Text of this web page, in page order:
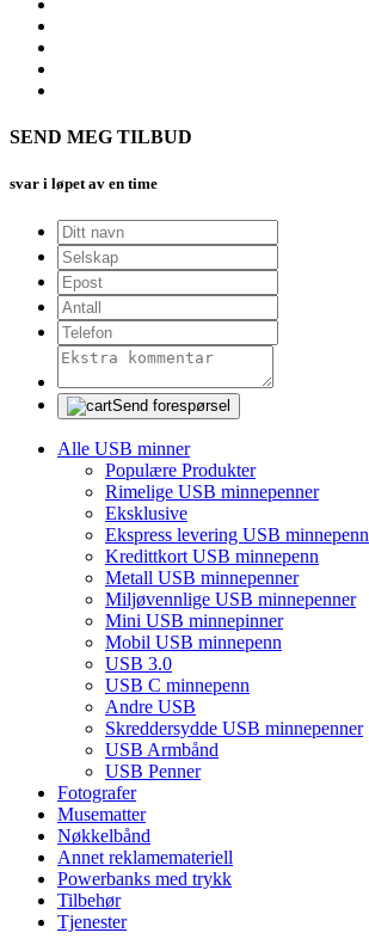
SEND MEG TILBUD
svar i løpet av en time
Send forespørsel
Alle USB minner
Populære Produkter
Rimelige USB minnepenner
Eksklusive
Ekspress levering USB minnepenn
Kredittkort USB minnepenn
Metall USB minnepenner
Miljøvennlige USB minnepenner
Mini USB minnepinner
Mobil USB minnepenn
USB 3.0
USB C minnepenn
Andre USB
Skreddersydde USB minnepenner
USB Armbånd
USB Penner
Fotografer
Musematter
Nøkkelbånd
Annet reklamemateriell
Powerbanks med trykk
Tilbehør
Tjenester